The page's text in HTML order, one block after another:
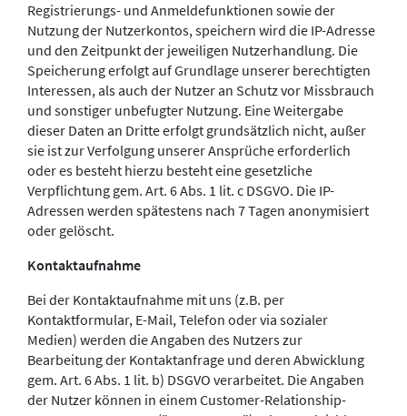
Registrierungs- und Anmeldefunktionen sowie der
Nutzung der Nutzerkontos, speichern wird die IP-Adresse
und den Zeitpunkt der jeweiligen Nutzerhandlung. Die
Speicherung erfolgt auf Grundlage unserer berechtigten
Interessen, als auch der Nutzer an Schutz vor Missbrauch
und sonstiger unbefugter Nutzung. Eine Weitergabe
dieser Daten an Dritte erfolgt grundsätzlich nicht, außer
sie ist zur Verfolgung unserer Ansprüche erforderlich
oder es besteht hierzu besteht eine gesetzliche
Verpflichtung gem. Art. 6 Abs. 1 lit. c DSGVO. Die IP-
Adressen werden spätestens nach 7 Tagen anonymisiert
oder gelöscht.
Kontaktaufnahme
Bei der Kontaktaufnahme mit uns (z.B. per
Kontaktformular, E-Mail, Telefon oder via sozialer
Medien) werden die Angaben des Nutzers zur
Bearbeitung der Kontaktanfrage und deren Abwicklung
gem. Art. 6 Abs. 1 lit. b) DSGVO verarbeitet. Die Angaben
der Nutzer können in einem Customer-Relationship-